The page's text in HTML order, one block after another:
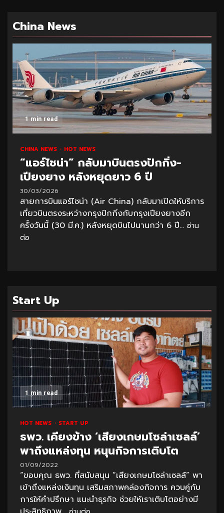
China News
1 min read
CHINA NEWS HOT NEWS
“แอร์ไชน่า” กลับมาบินตรงปักกิ่ง-
เปียงยาง หลังหยุดยาว 6 ปี
30/03/2026
สายการบินแอร์ไชน่า (Air China) กลับมาเปิดให้บริการ
เที่ยวบินตรงระหว่างกรุงปักกิ่งกับกรุงเปียงยางอีก
ครั้งวันนี้ (30 มี.ค.) หลังหยุดบินไปนานกว่า 6 ปี... อ่าน
ต่อ
Start Up
1 min read
HOT NEWS START UP
ธพว. เคียงข้าง ‘เสียงเกษมโซล่าเซลล์’
พาถึงแหล่งทุน หนุนกิจการเติบโต
01/09/2022
“ขอบคุณ ธพว. ที่สนับสนุน “เสียงเกษมโซล่าเซลล์” พา
เข้าถึงแหล่งเงินทุน เสริมสภาพคล่องกิจการ ควบคู่กับ
การให้คำปรึกษา แนะนำธุรกิจ ช่วยให้เราเติบโตอย่างมี